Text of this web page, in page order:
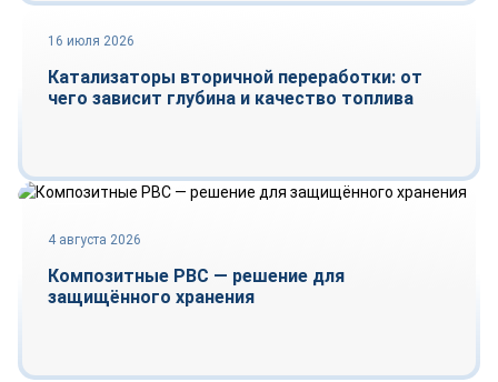
Тренды
16 июля 2026
Катализаторы вторичной переработки: от
чего зависит глубина и качество топлива
4 августа 2026
Композитные РВС — решение для
защищённого хранения